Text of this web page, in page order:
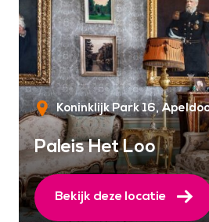
Koninklijk Park 16
Paleis Het Loo
Bekijk deze locatie